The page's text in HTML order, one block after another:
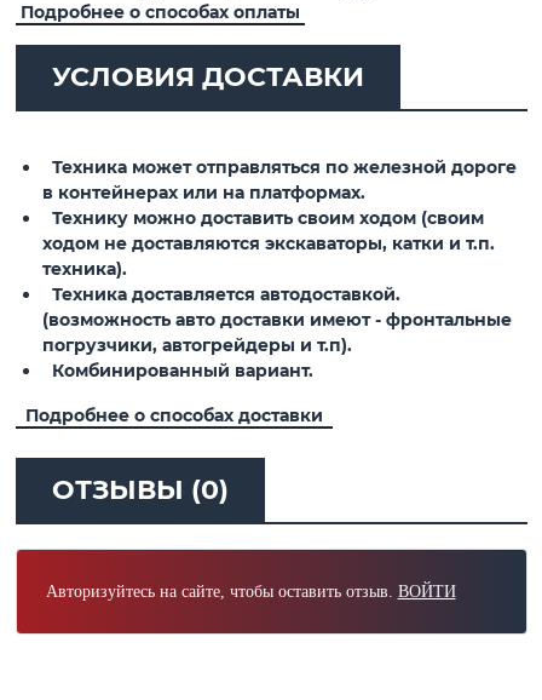
Подробнее о способах оплаты
УСЛОВИЯ ДОСТАВКИ
Техника может отправляться по железной дороге
в контейнерах или на платформах.
Технику можно доставить своим ходом (своим
ходом не доставляются экскаваторы, катки и т.п.
техника).
Техника доставляется автодоставкой.
(возможность авто доставки имеют - фронтальные
погрузчики, автогрейдеры и т.п).
Комбинированный вариант.
Подробнее о способах доставки
ОТЗЫВЫ (0)
Авторизуйтесь на сайте, чтобы оставить отзыв. ВОЙТИ